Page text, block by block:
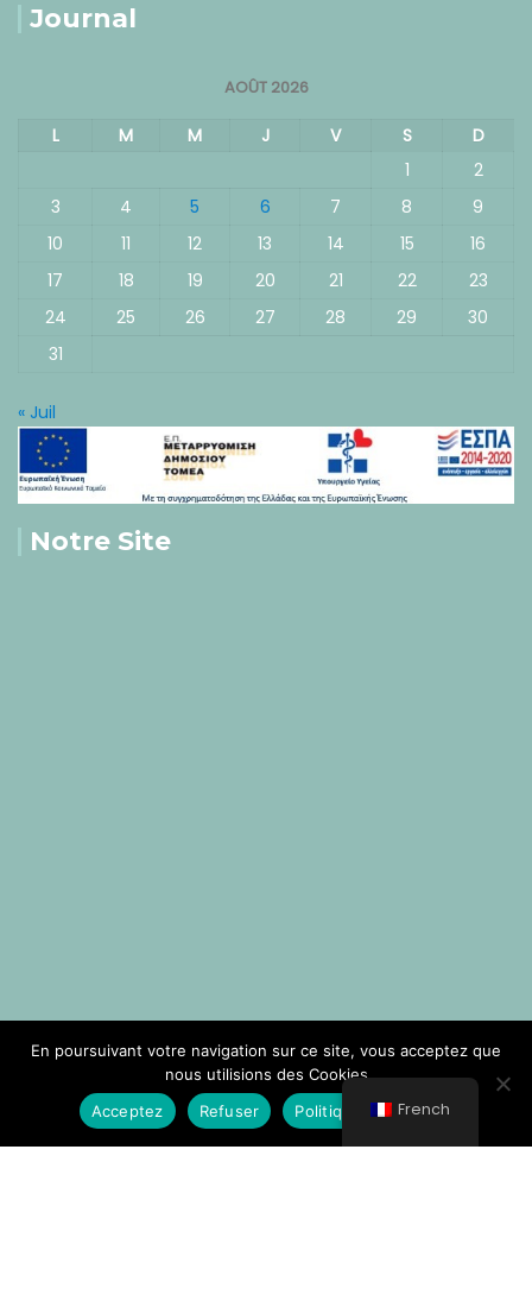
Journal
AOÛT 2026
L M M J V S
D
1
2
3
4 5 6 7 8
9
10
11 12 13 14 15
16
17
18 19 20 21 22
23
24
25 26 27 28 29
30
31
« Juil
Notre Site
French
En poursuivant votre navigation sur ce site, vous acceptez que
nous utilisions des Cookies
Acceptez
Refuser Politique de Cookies